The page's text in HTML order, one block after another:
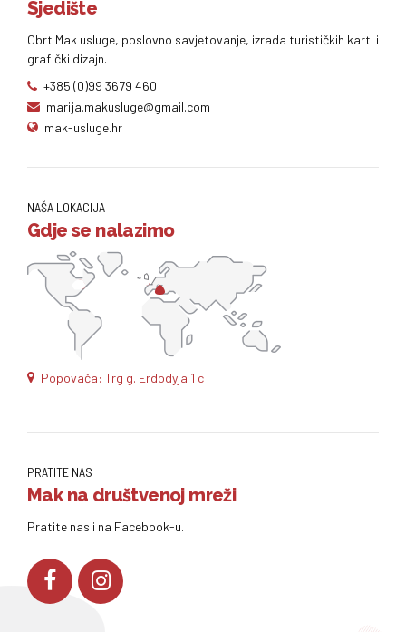
Sjedište
Obrt Mak usluge, poslovno savjetovanje, izrada turističkih karti i
grafički dizajn.
+385 (0)99 3679 460
marija.makusluge@gmail.com
mak-usluge.hr
NAŠA LOKACIJA
Gdje se nalazimo
Popovača: Trg g. Erdodyja 1 c
PRATITE NAS
Mak na društvenoj mreži
Pratite nas i na Facebook-u.